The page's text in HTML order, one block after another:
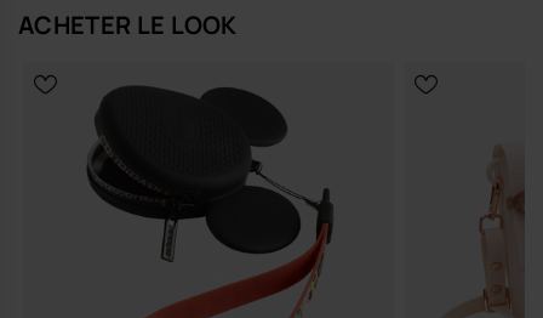
ACHETER LE LOOK